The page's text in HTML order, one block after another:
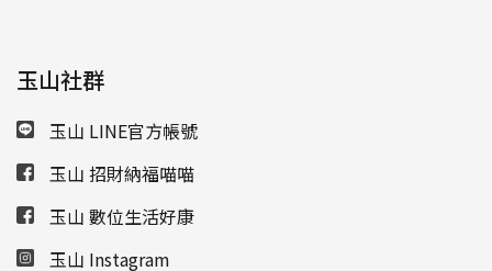
玉山社群
玉山 LINE官方帳號
玉山 招財納福喵喵
玉山 數位生活好康
玉山 Instagram